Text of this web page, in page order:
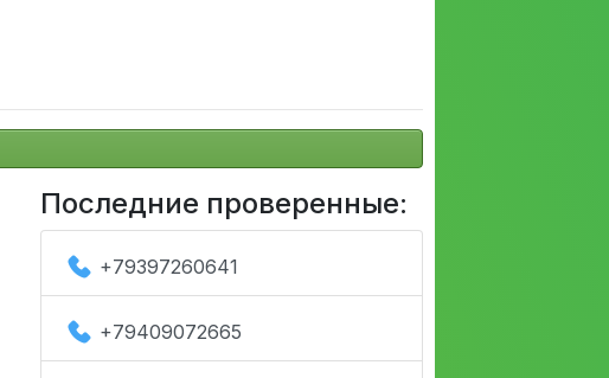
Последние проверенные:
+79397260641
+79409072665